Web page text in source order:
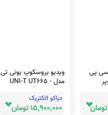
پی
ویدیو بروسکوپ یونی تی
مدل UNI-T UT665 -
Asrtools
دیاکو الکتریک
15,900,000 تومان